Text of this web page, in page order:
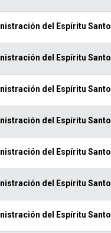
del Espíritu Santo
del Espíritu Santo
del Espíritu Santo
del Espíritu Santo
del Espíritu Santo
del Espíritu Santo
del Espíritu Santo